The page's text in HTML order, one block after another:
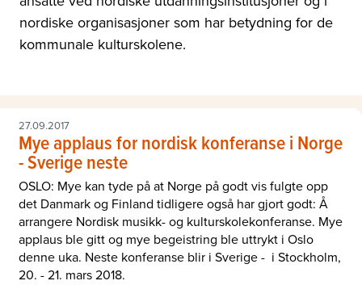
nordiske organisasjoner som har betydning for de
kommunale kulturskolene.
27.09.2017
Mye applaus for nordisk konferanse i Norge
- Sverige neste
OSLO: Mye kan tyde på at Norge på godt vis fulgte opp
det Danmark og Finland tidligere også har gjort godt: Å
arrangere Nordisk musikk- og kulturskolekonferanse. Mye
applaus ble gitt og mye begeistring ble uttrykt i Oslo
denne uka. Neste konferanse blir i Sverige - i Stockholm,
20. - 21. mars 2018.